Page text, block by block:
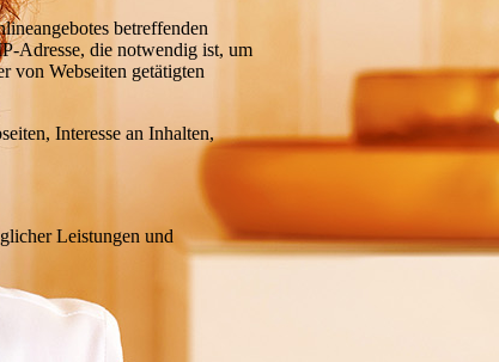
betreffenden
Adresse, die notwendig ist, um
von Webseiten getätigten
Interesse an Inhalten,
Leistungen und